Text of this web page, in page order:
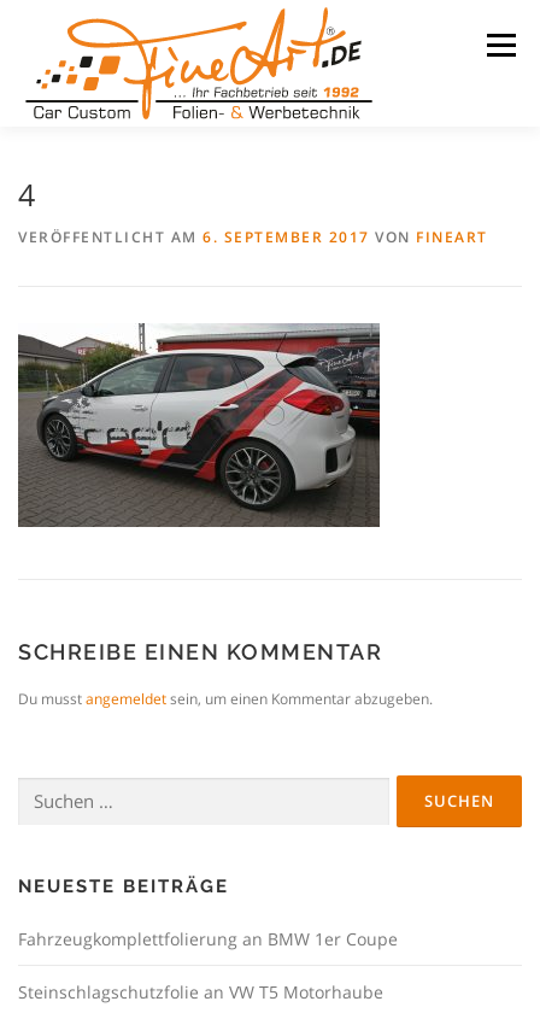
Menü
4
VERÖFFENTLICHT AM 6. SEPTEMBER 2017 VON FINEART
SCHREIBE EINEN KOMMENTAR
Du musstangemeldetsein, um einen Kommentar abzugeben.
nach:
NEUESTE BEITRÄGE
Fahrzeugkomplettfolierung an BMW 1er Coupe
Steinschlagschutzfolie an VW T5 Motorhaube